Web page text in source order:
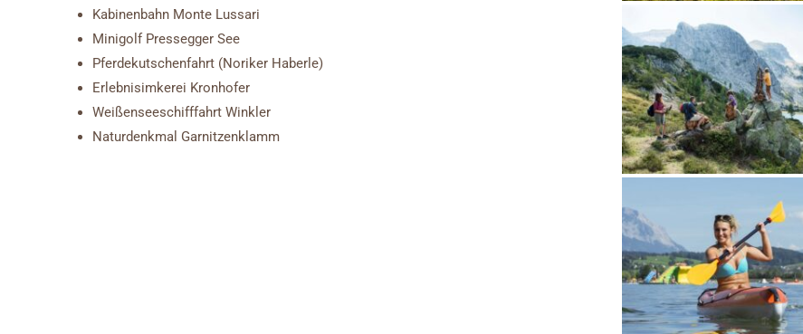
Kabinenbahn Monte Lussari
Minigolf Pressegger See
Pferdekutschenfahrt (Noriker Haberle)
Erlebnisimkerei Kronhofer
Weißenseeschifffahrt Winkler
Naturdenkmal Garnitzenklamm